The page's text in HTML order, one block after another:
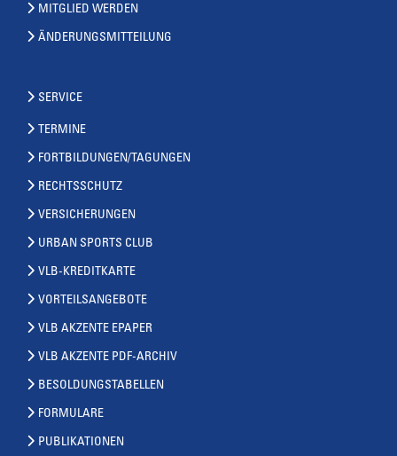
MITGLIED WERDEN
ÄNDERUNGSMITTEILUNG
SERVICE
TERMINE
FORTBILDUNGEN/TAGUNGEN
RECHTSSCHUTZ
VERSICHERUNGEN
URBAN SPORTS CLUB
VLB-KREDITKARTE
VORTEILSANGEBOTE
VLB AKZENTE EPAPER
VLB AKZENTE PDF-ARCHIV
BESOLDUNGSTABELLEN
FORMULARE
PUBLIKATIONEN